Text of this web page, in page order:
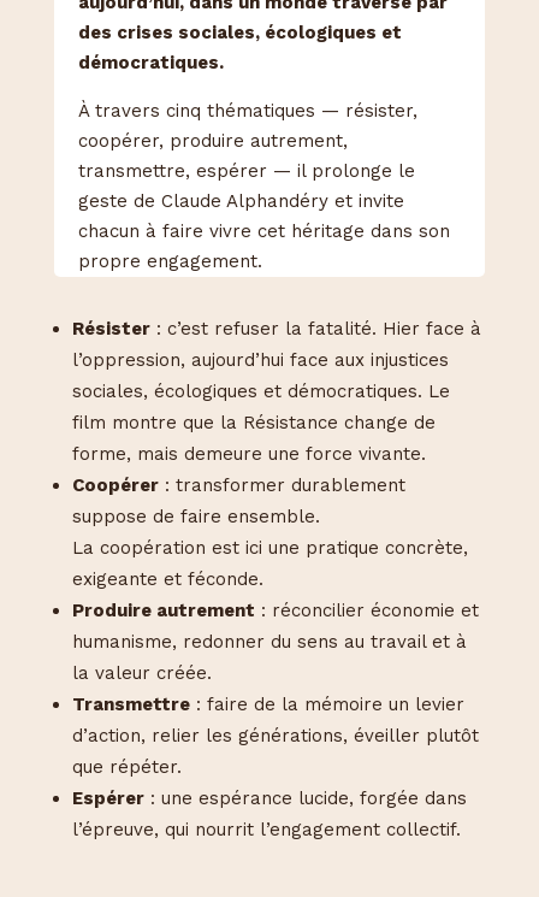
des crises sociales, écologiques et
démocratiques.
À travers cinq thématiques — résister,
coopérer, produire autrement,
transmettre, espérer — il prolonge le
geste de Claude Alphandéry et invite
chacun à faire vivre cet héritage dans son
propre engagement.
Résister: c’est refuser la fatalité. Hier face à
l’oppression, aujourd’hui face aux injustices
sociales, écologiques et démocratiques. Le
film montre que la Résistance change de
forme, mais demeure une force vivante.
Coopérer: transformer durablement
suppose de faire ensemble.
La coopération est ici une pratique concrète,
exigeante et féconde.
Produire autrement : réconcilier économie et
humanisme, redonner du sens au travail et à
la valeur créée.
Transmettre: faire de la mémoire un levier
d’action, relier les générations, éveiller plutôt
que répéter.
Espérer: une espérance lucide, forgée dans
l’épreuve, qui nourrit l’engagement collectif.